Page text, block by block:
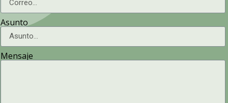
Asunto
Mensaje